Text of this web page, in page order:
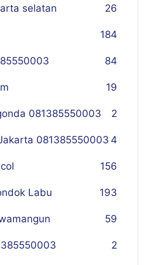
selatan 26
184
84
19
081385550003 2
081385550003 4
156
Labu 193
59
2